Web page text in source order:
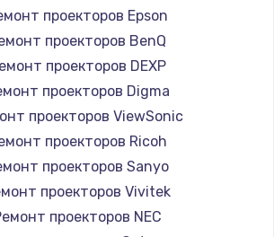
Заказать
и ремонт платы брелка
Заказать
АТС
проекторов Epson
проекторов BenQ
проекторов DEXP
проекторов Digma
проекторов ViewSonic
проекторов Ricoh
проекторов Sanyo
проекторов Vivitek
проекторов NEC